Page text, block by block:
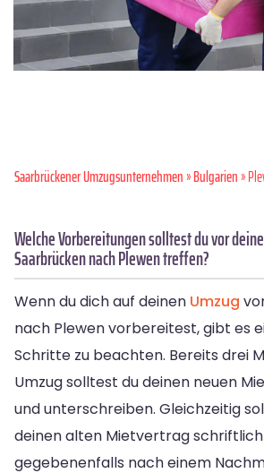
Saarbrückener Umzugsunternehmen»Bulgarien»
Welche Vorbereitungen solltest du vor
Saarbrücken nach Plewen treffen?
Wenn du dich auf deinen Umzug
nach Plewen vorbereitest, gibt es
Schritte zu beachten. Bereits drei
Umzug solltest du deinen neuen
und unterschreiben. Gleichzeitig
deinen alten Mietvertrag
gegebenenfalls nach einem